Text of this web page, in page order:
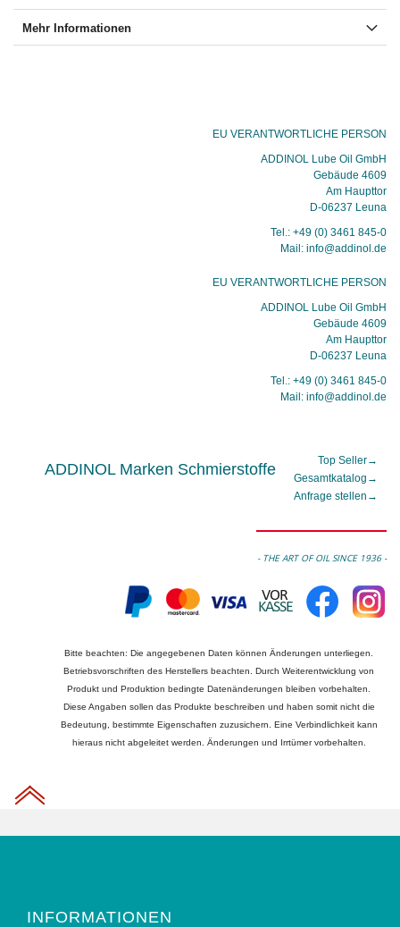
Mehr Informationen
EU VERANTWORTLICHE PERSON
ADDINOL Lube Oil GmbH
Gebäude 4609
Am Haupttor
D-06237 Leuna
Tel.: +49 (0) 3461 845-0
Mail: info@addinol.de
EU VERANTWORTLICHE PERSON
ADDINOL Lube Oil GmbH
Gebäude 4609
Am Haupttor
D-06237 Leuna
Tel.: +49 (0) 3461 845-0
Mail: info@addinol.de
ADDINOL Marken Schmierstoffe Top Seller→
Gesamtkatalog →
Anfrage stellen →
- THE ART OF OIL SINCE 1936 -
Bitte beachten: Die angegebenen Daten können Änderungen unterliegen.
Betriebsvorschriften des Herstellers beachten. Durch Weiterentwicklung von
Produkt und Produktion bedingte Datenänderungen bleiben vorbehalten.
Diese Angaben sollen das Produkte beschreiben und haben somit nicht die
Bedeutung, bestimmte Eigenschaften zuzusichern. Eine Verbindlichkeit kann
hieraus nicht abgeleitet werden. Änderungen und Irrtümer vorbehalten.
INFORMATIONEN